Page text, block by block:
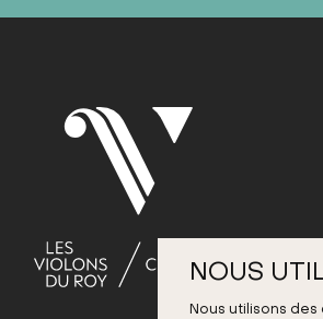
NOUS
Nous utilisons